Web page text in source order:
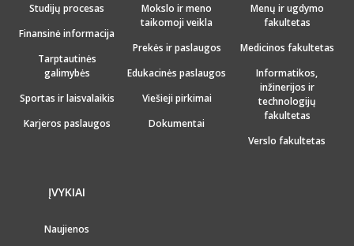
Studijų procesas
Finansinė informacija
Tarptautinės
galimybės
Sportas ir laisvalaikis
Karjeros paslaugos
Mokslo ir meno
taikomoji veikla
Prekės ir paslaugos
Edukacinės paslaugos
Viešieji pirkimai
Dokumentai
Menų ir ugdymo
fakultetas
Medicinos fakultetas
Informatikos,
inžinerijos ir
technologijų
fakultetas
Verslo fakultetas
ĮVYKIAI
Naujienos